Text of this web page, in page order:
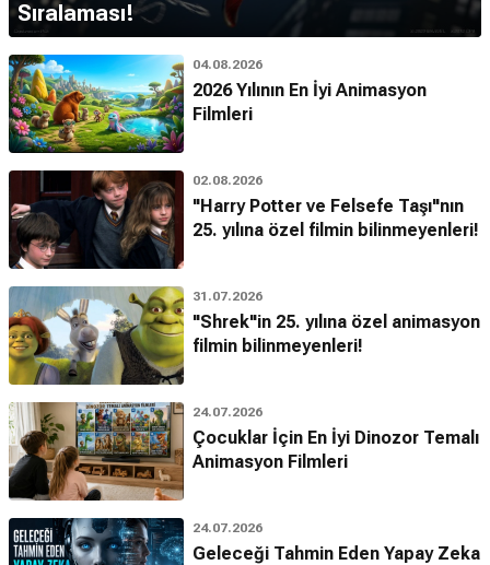
Sıralaması!
04.08.2026
2026 Yılının En İyi Animasyon
Filmleri
02.08.2026
"Harry Potter ve Felsefe Taşı"nın
25. yılına özel filmin bilinmeyenleri!
31.07.2026
"Shrek"in 25. yılına özel animasyon
filmin bilinmeyenleri!
24.07.2026
Çocuklar İçin En İyi Dinozor Temalı
Animasyon Filmleri
24.07.2026
Geleceği Tahmin Eden Yapay Zeka